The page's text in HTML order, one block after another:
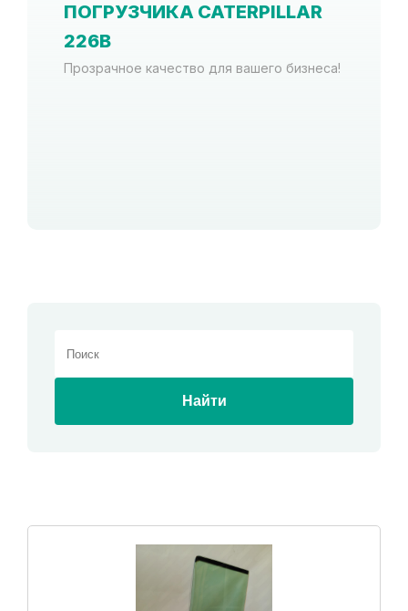
ПОГРУЗЧИКА CATERPILLAR
226B
Прозрачное качество для вашего бизнеса!
Найти